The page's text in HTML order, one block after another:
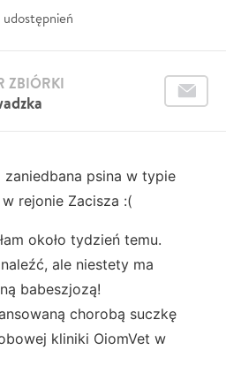
udostępnień
ZBIÓRKI
psina w typie
rejonie Zacisza :(
około tydzień temu.
ale niestety ma
babeszjozą!
chorobą suczkę
kliniki OiomVet w